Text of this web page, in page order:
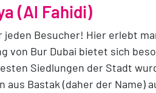
(Al Fahidi)
Besucher! Hier erlebt
Bur Dubai bietet sich
Siedlungen der Stadt
Bastak (daher der Name)